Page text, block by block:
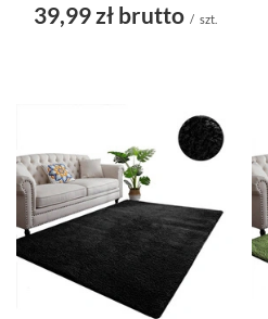
39,99 zł brutto / szt.